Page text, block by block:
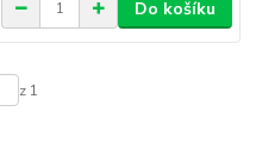
Do košíku
z 1